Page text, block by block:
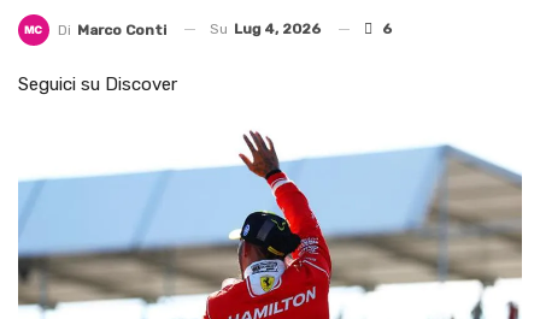
Di Marco Conti Su Lug 4, 2026 6
Seguici su Discover